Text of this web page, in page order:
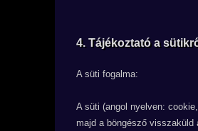
4. Tájékoztató a
A süti fogalma:
A süti (angol nyelven:
majd a böngésző